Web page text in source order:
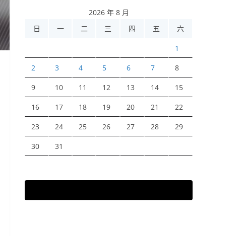
2026 年 8 月
日
一 二 三 四 五 六
1
2 3 4 5 6 7 8
9 10 11 12 13 14 15
16 17 18 19 20 21 22
23 24 25 26 27 28 29
30 31